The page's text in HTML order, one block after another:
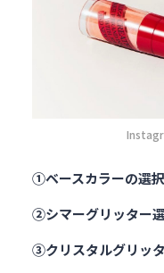
①ベースカラーの選択
②シマーグリッター
③クリスタルグリッ